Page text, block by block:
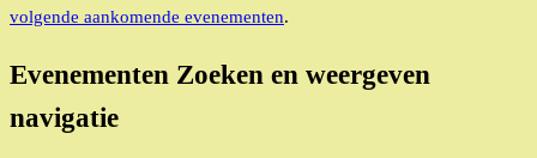
volgende aankomende evenementen.
Evenementen Zoeken en weergeven
navigatie